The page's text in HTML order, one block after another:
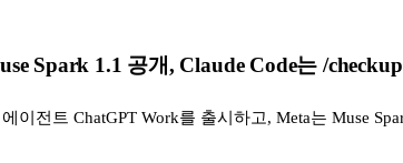
Spark 1.1 공개, Claude Code는 /
이전트 ChatGPT Work를 출시하고, Meta는 Muse